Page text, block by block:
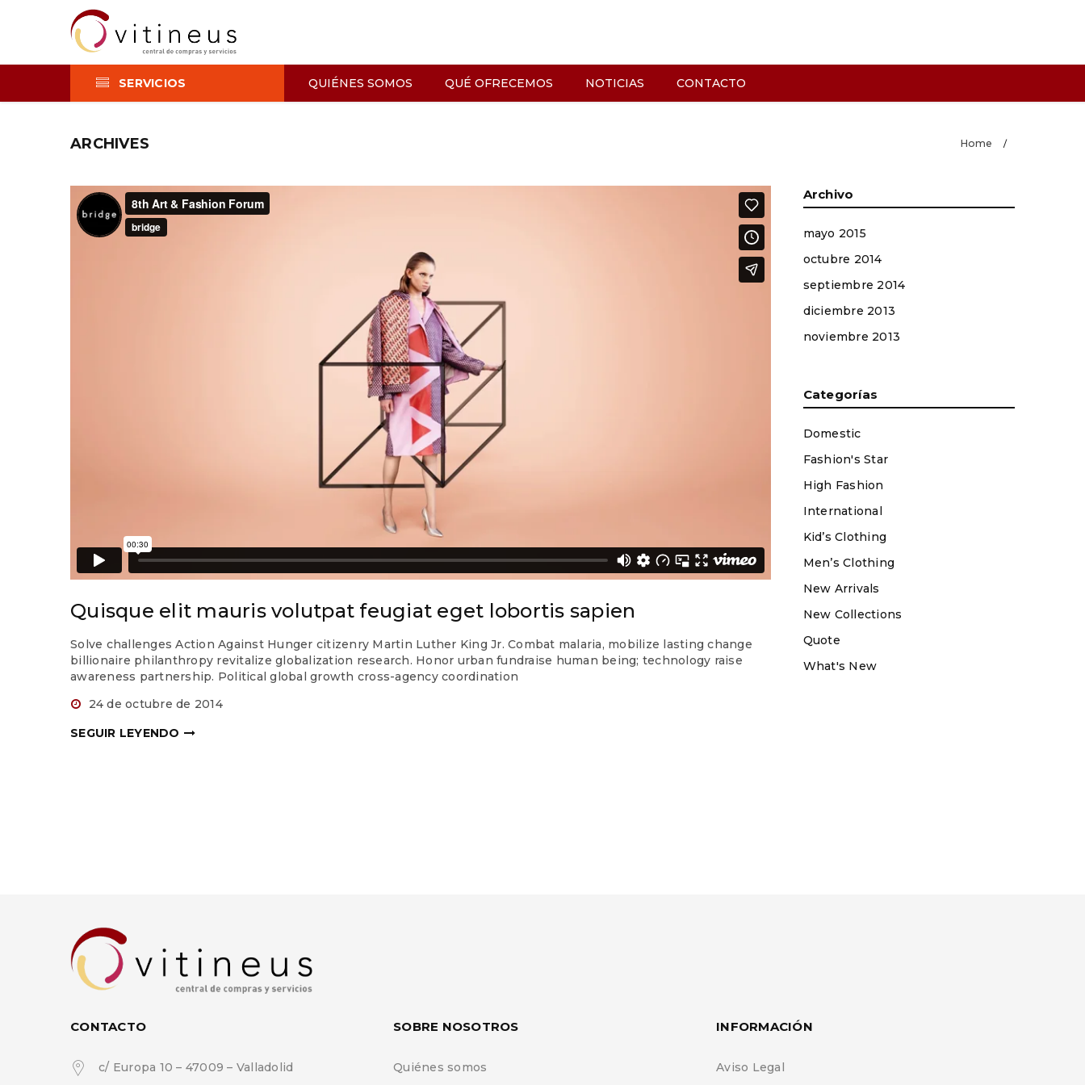
SERVICIOS QUIÉNES SOMOS QUÉ OFRECEMOS NOTICIAS CONTACTO
ARCHIVES Home /
Quisque elit mauris volutpat feugiat eget lobortis sapien
Solve challenges Action Against Hunger citizenry Martin Luther King Jr. Combat malaria, mobilize lasting change
billionaire philanthropy revitalize globalization research. Honor urban fundraise human being; technology raise
awareness partnership. Political global growth cross-agency coordination
24 de octubre de 2014
SEGUIR LEYENDO
Archivo
mayo 2015
octubre 2014
septiembre 2014
diciembre 2013
noviembre 2013
Categorías
Domestic
Fashion's Star
High Fashion
International
Kid’s Clothing
Men’s Clothing
New Arrivals
New Collections
Quote
What's New
CONTACTO
c/ Europa 10 – 47009 – Valladolid
SOBRE NOSOTROS
Quiénes somos
INFORMACIÓN
Aviso Legal